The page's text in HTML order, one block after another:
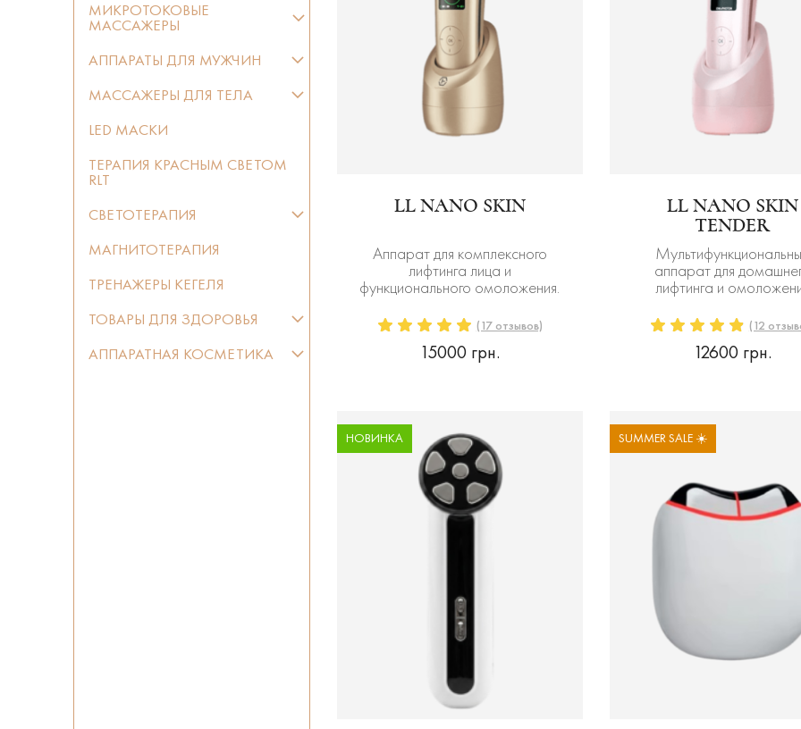
МИКРОТОКОВЫЕ
МАССАЖЕРЫ
АППАРАТЫ ДЛЯ МУЖЧИН
МАССАЖЕРЫ ДЛЯ ТЕЛА
LED МАСКИ
ТЕРАПИЯ КРАСНЫМ СВЕТОМ
RLT
СВЕТОТЕРАПИЯ
МАГНИТОТЕРАПИЯ
ТРЕНАЖЕРЫ КЕГЕЛЯ
ТОВАРЫ ДЛЯ ЗДОРОВЬЯ
АППАРАТНАЯ КОСМЕТИКА
LL NANO SKIN
Аппарат для комплексного
лифтинга лица и
функционального омоложения.
(17 отзывов)
15000 грн.
LL NANO SKIN
TENDER
аппарат для
лифтинга и
(12
12600 грн.
НОВИНКА SUMMER SALE ☀️